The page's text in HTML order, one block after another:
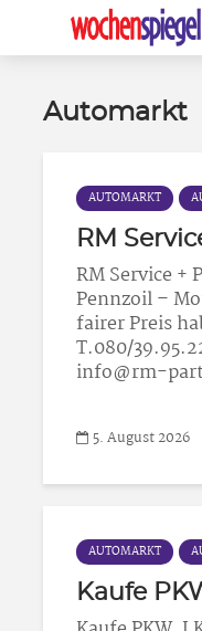
Automarkt
AUTOMARKT
RM
RM Service +
Pennzoil –
fairer Preis
T.080/
info@rm-
5. August 2026
AUTOMARKT
Kaufe